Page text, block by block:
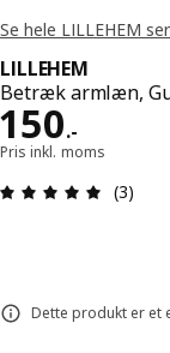
Se hele LILLEHEM
LILLEHEM
Betræk armlæn,
150.-
Pris 150.-
Pris inkl. moms
(3)
Dette produkt er et